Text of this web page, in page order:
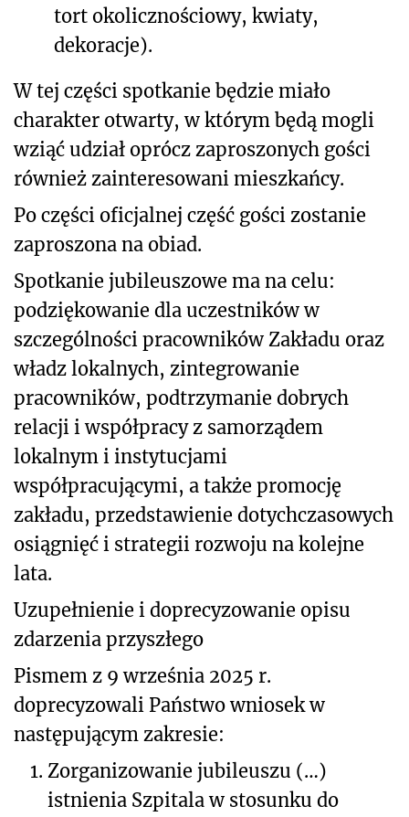
tort okolicznościowy, kwiaty,
dekoracje).
W tej części spotkanie będzie miało
charakter otwarty, w którym będą mogli
wziąć udział oprócz zaproszonych gości
również zainteresowani mieszkańcy.
Po części oficjalnej część gości zostanie
zaproszona na obiad.
Spotkanie jubileuszowe ma na celu:
podziękowanie dla uczestników w
szczególności pracowników Zakładu oraz
władz lokalnych, zintegrowanie
pracowników, podtrzymanie dobrych
relacji i współpracy z samorządem
lokalnym i instytucjami
współpracującymi, a także promocję
zakładu, przedstawienie dotychczasowych
osiągnięć i strategii rozwoju na kolejne
lata.
Uzupełnienie i doprecyzowanie opisu
zdarzenia przyszłego
Pismem z 9 września 2025 r.
doprecyzowali Państwo wniosek w
następującym zakresie:
1. Zorganizowanie jubileuszu (…)
istnienia Szpitala w stosunku do